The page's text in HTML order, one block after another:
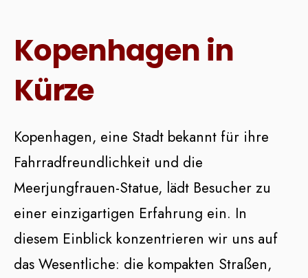
Kopenhagen in
Kürze
Kopenhagen, eine Stadt bekannt für ihre
Fahrradfreundlichkeit und die
Meerjungfrauen-Statue, lädt Besucher zu
einer einzigartigen Erfahrung ein. In
diesem Einblick konzentrieren wir uns auf
das Wesentliche: die kompakten Straßen,